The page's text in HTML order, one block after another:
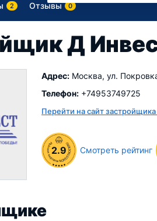
2 Отзывы 0
Д
Адрес: Москва, ул.
Телефон: +74953749725
Перейти на сайт застройщика
2.9 Смотреть рейтинг